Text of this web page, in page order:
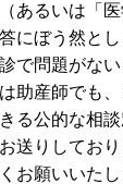
あるいは「
にぼう然と
で問題がな
助産師でも
る公的な相
送りしており
お願いいたし